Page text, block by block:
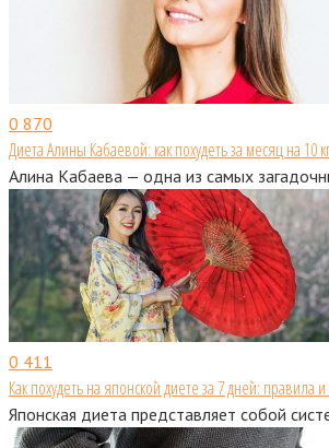
0 870
Диета Алины Кабаевой: как похудеть за месяц на 10
Алина Кабаева — одна из самых
0 411
Как похудеть на японской диете за 7 дней: правила
Японская диета представляет собой